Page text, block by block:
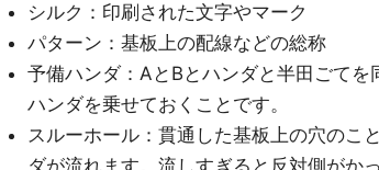
シルク：印刷された文字やマーク
パターン：基板上の配線などの総称
予備ハンダ：AとBとハンダと半田ごて
ハンダを乗せておくことです。
スルーホール：貫通した基板上の穴のこ